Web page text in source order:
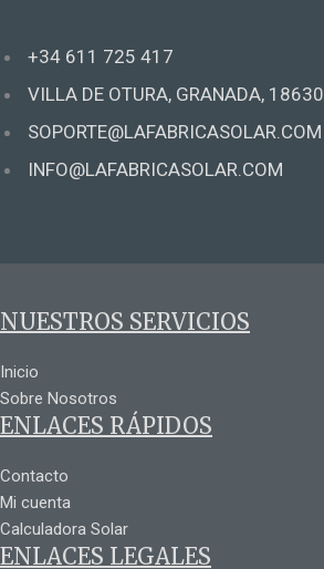
+34 611 725 417
VILLA DE OTURA, GRANADA, 18630
SOPORTE@LAFABRICASOLAR.COM
INFO@LAFABRICASOLAR.COM
NUESTROS SERVICIOS
Inicio
Sobre Nosotros
ENLACES RÁPIDOS
Contacto
Mi cuenta
Calculadora Solar
ENLACES LEGALES